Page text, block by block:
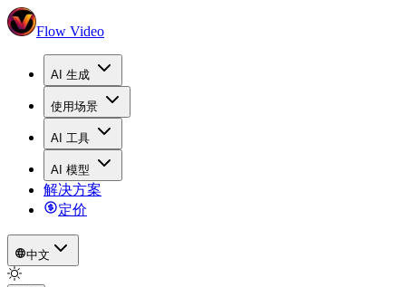
Flow Video
AI 生成
使用场景
AI 工具
AI 模型
解决方案
定价
中文